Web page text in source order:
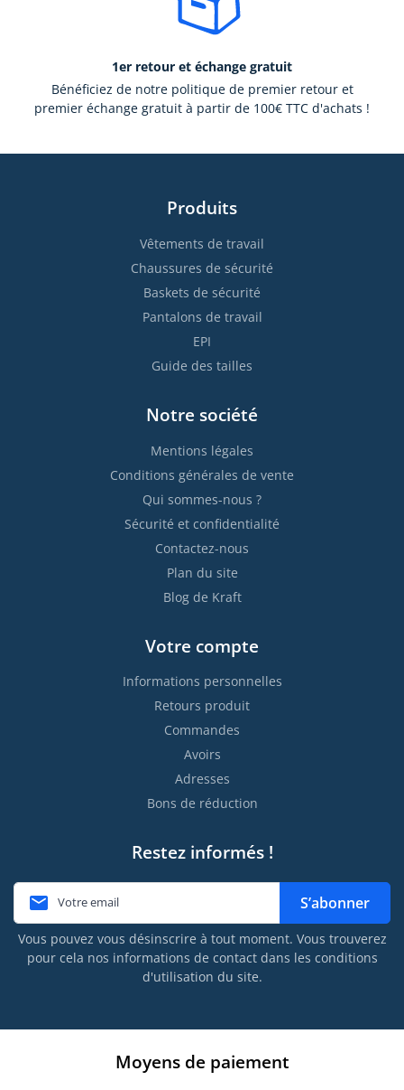
1er retour et échange gratuit
Bénéficiez de notre politique de premier retour et
premier échange gratuit à partir de 100€ TTC d'achats !
Produits
Vêtements de travail
Chaussures de sécurité
Baskets de sécurité
Pantalons de travail
EPI
Guide des tailles
Notre société
Mentions légales
Conditions générales de vente
Qui sommes-nous ?
Sécurité et confidentialité
Contactez-nous
Plan du site
Blog de Kraft
Votre compte
Informations personnelles
Retours produit
Commandes
Avoirs
Adresses
Bons de réduction
Restez informés !
 S’abonner
Vous pouvez vous désinscrire à tout moment. Vous trouverez
pour cela nos informations de contact dans les conditions
d'utilisation du site.
Moyens de paiement